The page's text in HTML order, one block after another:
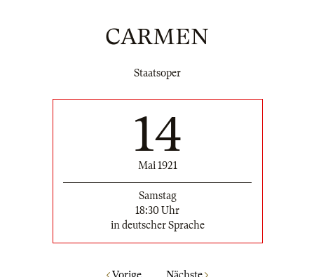
CARMEN
Staatsoper
14
Mai 1921
Samstag
18:30 Uhr
in deutscher Sprache